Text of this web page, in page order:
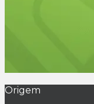
Origem